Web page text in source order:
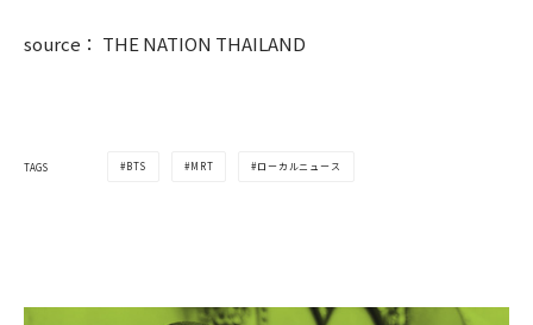
source： THE NATION THAILAND
TAGS BTS MRT ローカルニュース